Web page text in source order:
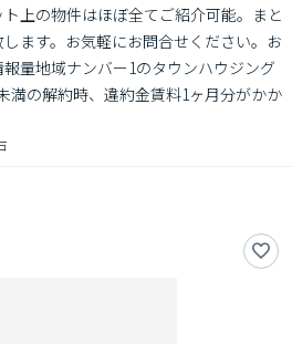
上の物件はほぼ全てご紹介可能。まと
ます。お気軽にお問合せください。お
量地域ナンバー1のタウンハウジング
満の解約時、違約金賃料1ヶ月分がかか